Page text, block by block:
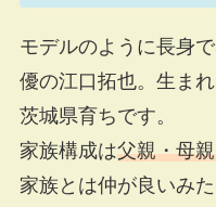
モデルのように長身
優の江口拓也。生ま
茨城県育ちです。
家族構成は父親・母
家族とは仲が良いみ